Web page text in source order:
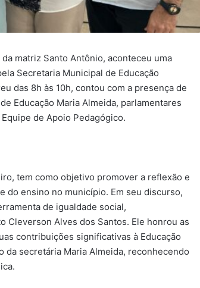
matriz Santo Antônio, aconteceu uma
Secretaria Municipal de Educação
das 8h às 10h, contou com a presença de
Educação Maria Almeida, parlamentares
de Apoio Pedagógico.
tem como objetivo promover a reflexão e
do ensino no município. Em seu discurso,
de igualdade social,
Alves dos Santos. Ele honrou as
contribuições significativas à Educação
da secretária Maria Almeida, reconhecendo